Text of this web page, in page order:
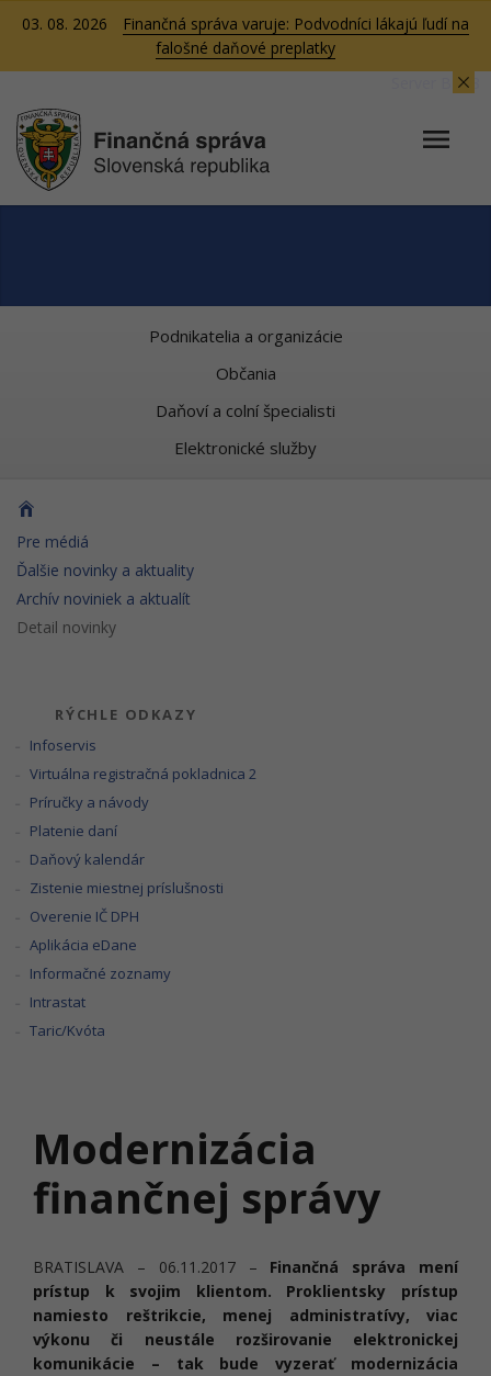
03. 08. 2026
Finančná správa varuje: Podvodníci lákajú ľudí na
falošné daňové preplatky
Server BB08
Podnikatelia a organizácie
Občania
Daňoví a colní špecialisti
Elektronické služby
Pre médiá
Ďalšie novinky a aktuality
Archív noviniek a aktualít
Detail novinky
RÝCHLE ODKAZY
Infoservis
Virtuálna registračná pokladnica 2
Príručky a návody
Platenie daní
Daňový kalendár
Zistenie miestnej príslušnosti
Overenie IČ DPH
Aplikácia eDane
Informačné zoznamy
Intrastat
Taric/Kvóta
Modernizácia
finančnej správy
BRATISLAVA – 06.11.2017 – Finančná správa mení
prístup k svojim klientom. Proklientsky prístup
namiesto reštrikcie, menej administratívy, viac
výkonu či neustále rozširovanie elektronickej
komunikácie – tak bude vyzerať modernizácia